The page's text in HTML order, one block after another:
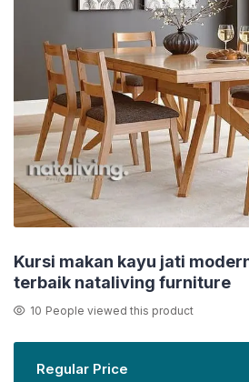
Kursi makan kayu jati
terbaik nataliving furniture
10 People viewed this product
Regular Price